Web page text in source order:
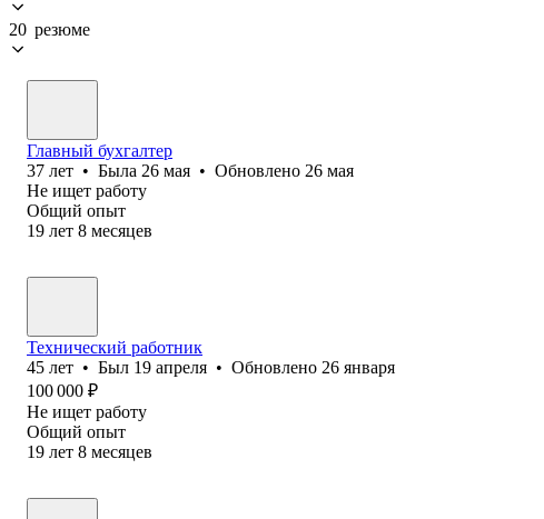
20 резюме
Главный бухгалтер
37 лет • Была 26 мая • Обновлено 26 мая
Не ищет работу
Общий опыт
19 лет 8 месяцев
Технический работник
45 лет • Был 19 апреля • Обновлено 26 января
100 000 ₽
Не ищет работу
Общий опыт
19 лет 8 месяцев